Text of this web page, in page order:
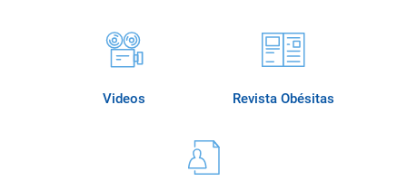
Videos Revista Obésitas